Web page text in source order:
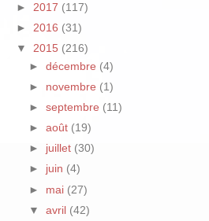
► 2017 (117)
► 2016 (31)
▼ 2015 (216)
►décembre (4)
► novembre (1)
►septembre (11)
►août (19)
► juillet (30)
► juin (4)
► mai (27)
▼avril (42)